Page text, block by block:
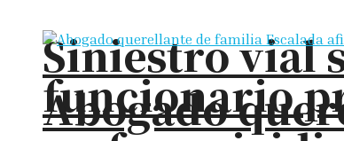
Siniestro vial
funcionario
Abogado